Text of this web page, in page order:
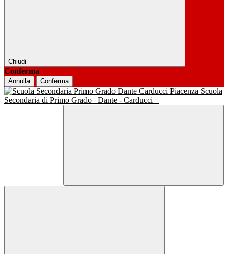
Chiudi
Conferma
Annulla Conferma
Scuola
Secondaria di Primo Grado
Dante - Carducci